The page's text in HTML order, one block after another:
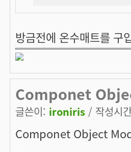
방금전에 온수매트를 구
Componet
글쓴이: ironiris / 작성시
Componet Object